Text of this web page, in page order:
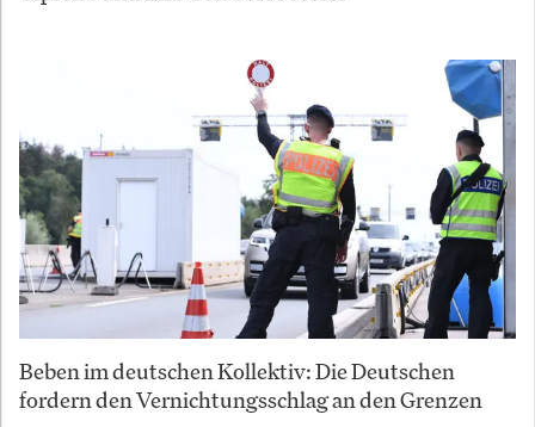
Beben im deutschen Kollektiv: Die Deutschen
fordern den Vernichtungsschlag an den Grenzen